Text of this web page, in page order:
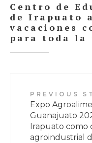
Centro de
de Irapuato
vacaciones
para toda la
PREVIOUS
Expo
Guanajuato
Irapuato como
agroindustrial